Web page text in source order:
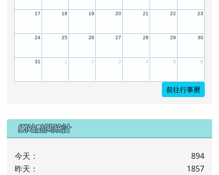
17 18 19 20 21 22 23
24 25 26 27 28 29 30
31 1 2 3 4 5 6
前往行事曆
下中左區域內容
網站點閱統計
今天：
894
昨天：
1857